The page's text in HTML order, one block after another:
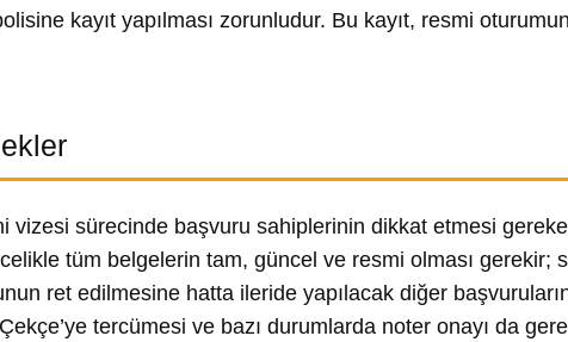
kayıt yapılması zorunludur. Bu kayıt, resmi
vizesi sürecinde başvuru sahiplerinin dikkat etmesi
tüm belgelerin tam, güncel ve resmi olması gerekir;
ret edilmesine hatta ileride yapılacak diğer
tercümesi ve bazı durumlarda noter onayı da